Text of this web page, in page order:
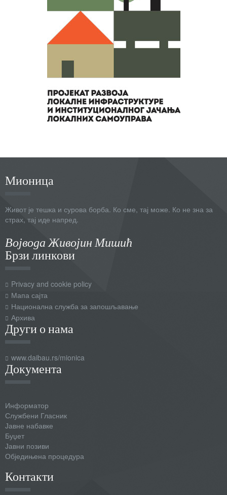
Мионица
Живот је тешка и сурова борба. Ко сме, тај може. Ко не зна за
страх, тај иде напред.
Војвода Живојин Мишић
Брзи линкови
Privacy and cookie policy
Мапа сајта
Национална служба за запошљавање
Архива
Други о нама
www.daibau.rs/mionica
Документа
Информатор
Службени Гласник
Јавне набавке
Буџет
Јавни позиви
Обједињена процедура
Контакти